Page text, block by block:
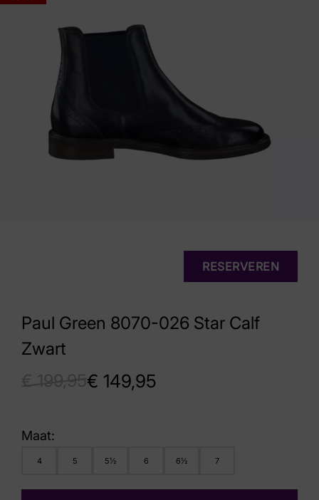
Paul Green 8070-026 Star Calf
Zwart
€ 149,95
RESERVEREN
Maat:
4 5 5½ 6 6½ 7